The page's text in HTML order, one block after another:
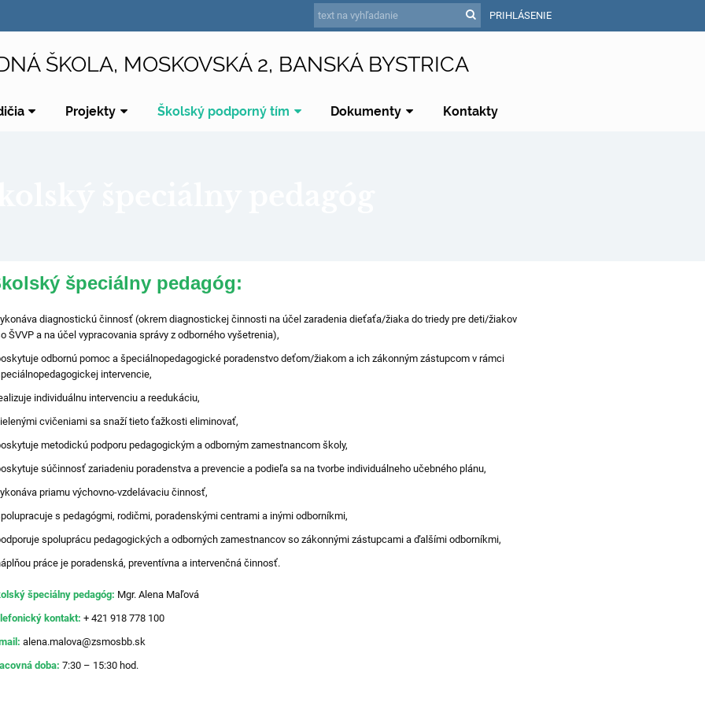
PRIHLÁSENIE
ŠKOLA, MOSKOVSKÁ 2, BANSKÁ BYSTRICA
Projekty Školský podporný tím Dokumenty Kontakty
špeciálny pedagóg:
diagnostickú činnosť (okrem diagnostickej činnosti na účel zaradenia dieťaťa/žiaka do triedy pre deti/žiakov
ŠVVP a na účel vypracovania správy z odborného vyšetrenia),
odbornú pomoc a špeciálnopedagogické poradenstvo deťom/žiakom a ich zákonným zástupcom v rámci
intervencie,
individuálnu intervenciu a reedukáciu,
cvičeniami sa snaží tieto ťažkosti eliminovať,
metodickú podporu pedagogickým a odborným zamestnancom školy,
súčinnosť zariadeniu poradenstva a prevencie a podieľa sa na tvorbe individuálneho učebného plánu,
priamu výchovno-vzdelávaciu činnosť,
s pedagógmi, rodičmi, poradenskými centrami a inými odborníkmi,
spoluprácu pedagogických a odborných zamestnancov so zákonnými zástupcami a ďalšími odborníkmi,
práce je poradenská, preventívna a intervenčná činnosť.
špeciálny pedagóg: Mgr. Alena Maľová
kontakt: + 421 918 778 100
alena.malova@zsmosbb.sk
doba: 7:30 – 15:30 hod.